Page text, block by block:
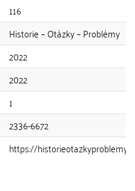
116
Historie – Otázky – Problémy
2022
2022
1
2336-6672
https://